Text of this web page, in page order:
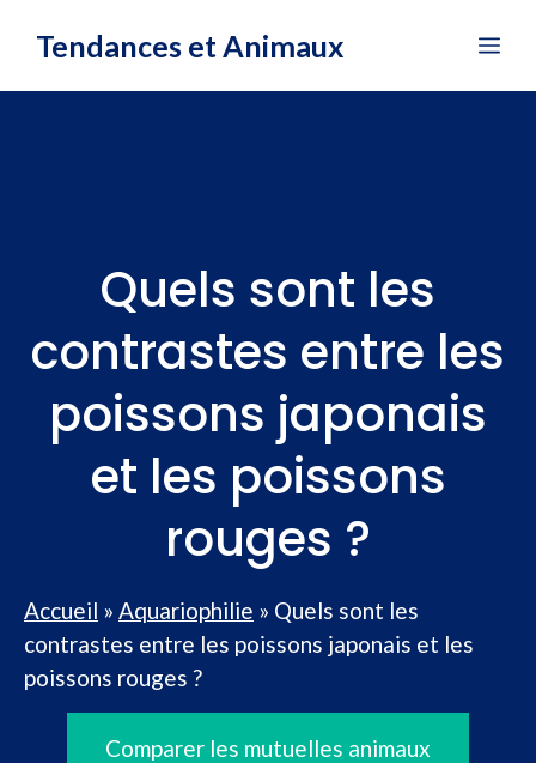
Tendances et Animaux
Quels sont les
contrastes entre les
poissons japonais
et les poissons
rouges ?
Accueil » Aquariophilie » Quels sont les
contrastes entre les poissons japonais et les
poissons rouges ?
Comparer les mutuelles animaux